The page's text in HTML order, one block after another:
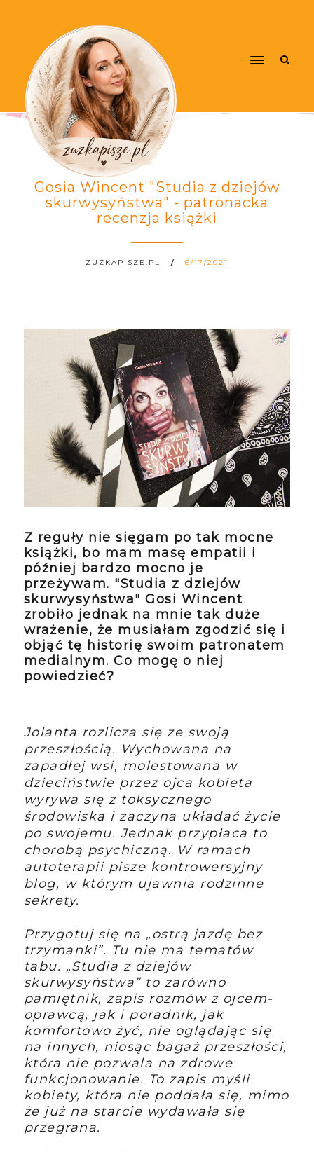
Gosia Wincent "Studia z dziejów
skurwysyństwa" - patronacka
recenzja książki
ZUZKAPISZE.PL 6/17/2021
Z reguły nie sięgam po tak mocne
książki, bo mam masę empatii i
później bardzo mocno je
przeżywam. "Studia z dziejów
skurwysyństwa" Gosi Wincent
zrobiło jednak na mnie tak duże
wrażenie, że musiałam zgodzić się i
objąć tę historię swoim patronatem
medialnym. Co mogę o niej
powiedzieć?
Jolanta rozlicza się ze swoją
przeszłością. Wychowana na
zapadłej wsi, molestowana w
dzieciństwie przez ojca kobieta
wyrywa się z toksycznego
środowiska i zaczyna układać życie
po swojemu. Jednak przypłaca to
chorobą psychiczną. W ramach
autoterapii pisze kontrowersyjny
blog, w którym ujawnia rodzinne
sekrety.
Przygotuj się na „ostrą jazdę bez
trzymanki”. Tu nie ma tematów
tabu. „Studia z dziejów
skurwysyństwa” to zarówno
pamiętnik, zapis rozmów z ojcem-
oprawcą, jak i poradnik, jak
komfortowo żyć, nie oglądając się
na innych, niosąc bagaż przeszłości,
która nie pozwala na zdrowe
funkcjonowanie. To zapis myśli
kobiety, która nie poddała się, mimo
że już na starcie wydawała się
przegrana.